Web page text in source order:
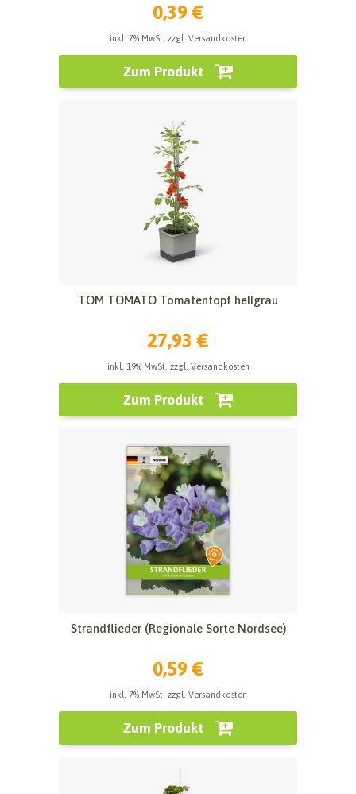
0,39 €
inkl. 7% MwSt. zzgl. Versandkosten
Zum Produkt
TOM TOMATO Tomatentopf hellgrau
27,93 €
inkl. 19% MwSt. zzgl. Versandkosten
Zum Produkt
Strandflieder (Regionale Sorte Nordsee)
0,59 €
inkl. 7% MwSt. zzgl. Versandkosten
Zum Produkt